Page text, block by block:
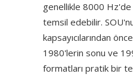
genellikle 8000 Hz'de
temsil edebilir.
kapsayıcılarından
1980'lerin sonu ve
formatları pratik bir